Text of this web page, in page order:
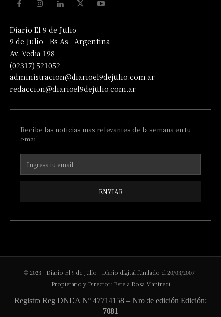
Diario El 9 de Julio
9 de Julio - Bs As - Argentina
Av. Vedia 198
(02317) 521052
administracion@diarioel9dejulio.com.ar
redaccion@diarioel9dejulio.com.ar
Recibe las noticias mas relevantes de la semana en tu
email.
ENVIAR
© 2023 - Diario El 9 de Julio - Diario digital fundado el 20/03/2007 |
Propietario y Director: Estela Rosa Manfredi
Registro Reg DNDA Nº 47714158 – Nro de edición Edición:
7081